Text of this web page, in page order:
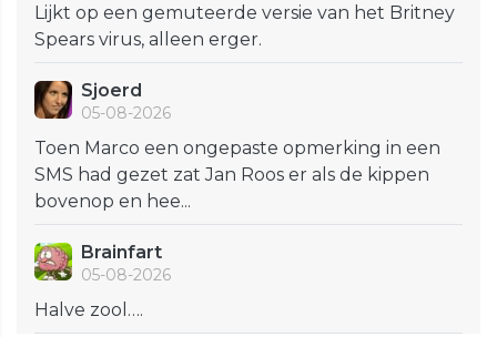
Lijkt op een gemuteerde versie van het Britney
Spears virus, alleen erger.
Sjoerd
05-08-2026
Toen Marco een ongepaste opmerking in een
SMS had gezet zat Jan Roos er als de kippen
bovenop en hee...
Brainfart
05-08-2026
Halve zool….